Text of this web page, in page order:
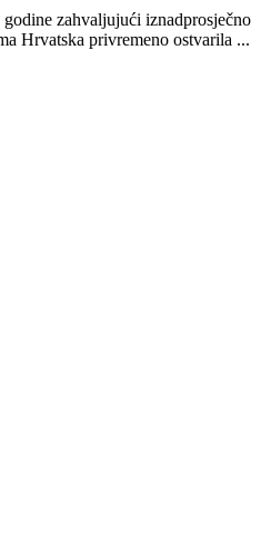
zahvaljujući iznadprosječno
Hrvatska privremeno ostvarila ...